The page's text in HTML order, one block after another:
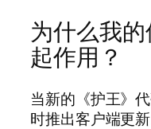
为什么我
起作用？
当新的《护王》
时推出客户端更